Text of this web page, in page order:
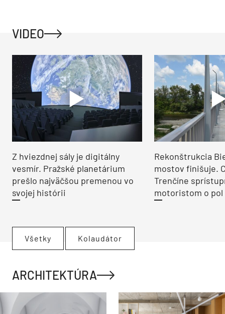
VIDEO
Z hviezdnej sály je digitálny
vesmír. Pražské planetárium
prešlo najväčšou premenou vo
svojej histórii
Rekonštrukcia
mostov finišuje.
Trenčíne
motoristom o pol
Všetky Kolaudátor
ARCHITEKTÚRA